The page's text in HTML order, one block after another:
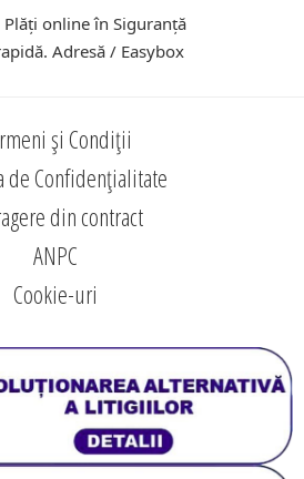
online în Siguranță
Adresă / Easybox
și Condiții
de Confidențialitate
din contract
ANPC
Cookie-uri